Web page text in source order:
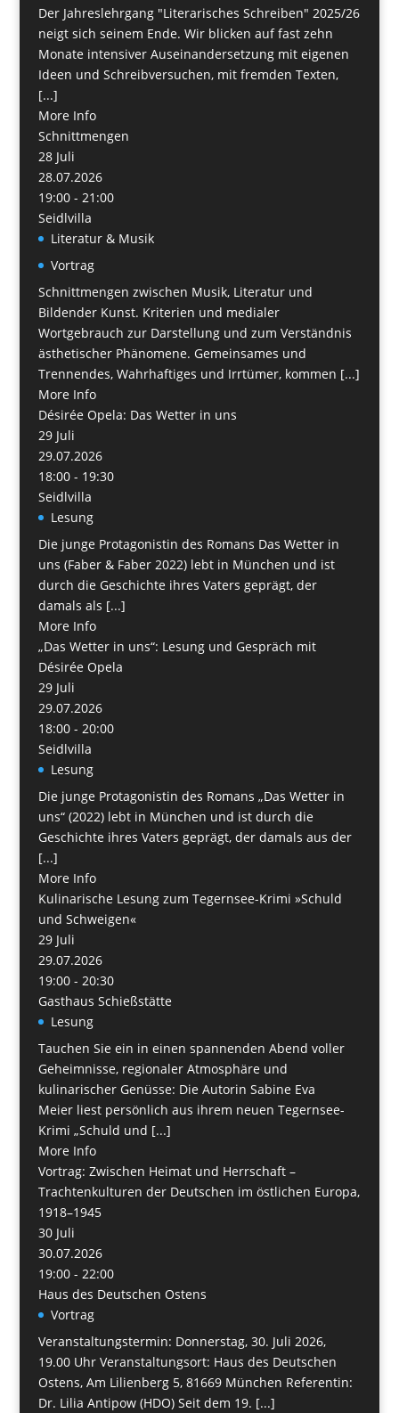
Der Jahreslehrgang "Literarisches Schreiben" 2025/26
neigt sich seinem Ende. Wir blicken auf fast zehn
Monate intensiver Auseinandersetzung mit eigenen
Ideen und Schreibversuchen, mit fremden Texten,
[...]
More Info
Schnittmengen
28 Juli
28.07.2026
19:00 - 21:00
Seidlvilla
Literatur & Musik
Vortrag
Schnittmengen zwischen Musik, Literatur und
Bildender Kunst. Kriterien und medialer
Wortgebrauch zur Darstellung und zum Verständnis
ästhetischer Phänomene. Gemeinsames und
Trennendes, Wahrhaftiges und Irrtümer, kommen [...]
More Info
Désirée Opela: Das Wetter in uns
29 Juli
29.07.2026
18:00 - 19:30
Seidlvilla
Lesung
Die junge Protagonistin des Romans Das Wetter in
uns (Faber & Faber 2022) lebt in München und ist
durch die Geschichte ihres Vaters geprägt, der
damals als [...]
More Info
„Das Wetter in uns“: Lesung und Gespräch mit
Désirée Opela
29 Juli
29.07.2026
18:00 - 20:00
Seidlvilla
Lesung
Die junge Protagonistin des Romans „Das Wetter in
uns“ (2022) lebt in München und ist durch die
Geschichte ihres Vaters geprägt, der damals aus der
[...]
More Info
Kulinarische Lesung zum Tegernsee-Krimi »Schuld
und Schweigen«
29 Juli
29.07.2026
19:00 - 20:30
Gasthaus Schießstätte
Lesung
Tauchen Sie ein in einen spannenden Abend voller
Geheimnisse, regionaler Atmosphäre und
kulinarischer Genüsse: Die Autorin Sabine Eva
Meier liest persönlich aus ihrem neuen Tegernsee-
Krimi „Schuld und [...]
More Info
Vortrag: Zwischen Heimat und Herrschaft –
Trachtenkulturen der Deutschen im östlichen Europa,
1918–1945
30 Juli
30.07.2026
19:00 - 22:00
Haus des Deutschen Ostens
Vortrag
Veranstaltungstermin: Donnerstag, 30. Juli 2026,
19.00 Uhr Veranstaltungsort: Haus des Deutschen
Ostens, Am Lilienberg 5, 81669 München Referentin:
Dr. Lilia Antipow (HDO) Seit dem 19. [...]